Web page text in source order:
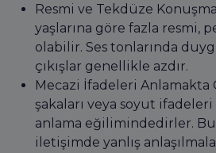
Resmi ve Tekdüze
yaşlarına göre fazla resmi,
olabilir. Ses tonlarında
çıkışlar genellikle azdır.
Mecazi İfadeleri
şakaları veya soyut
anlama eğilimindedirler. Bu
iletişimde yanlış